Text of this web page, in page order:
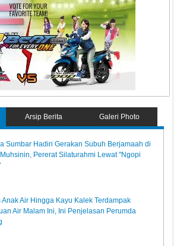
Arsip Berita Galeri Photo
Sumbar Hadiri Gerakan Subuh Berjamaah di
Pererat Silaturahmi Lewat "Ngopi
Anak Air Hingga Kayu Kalek Terdampak
Air Malam Ini, Ini Penjelasan Perumda